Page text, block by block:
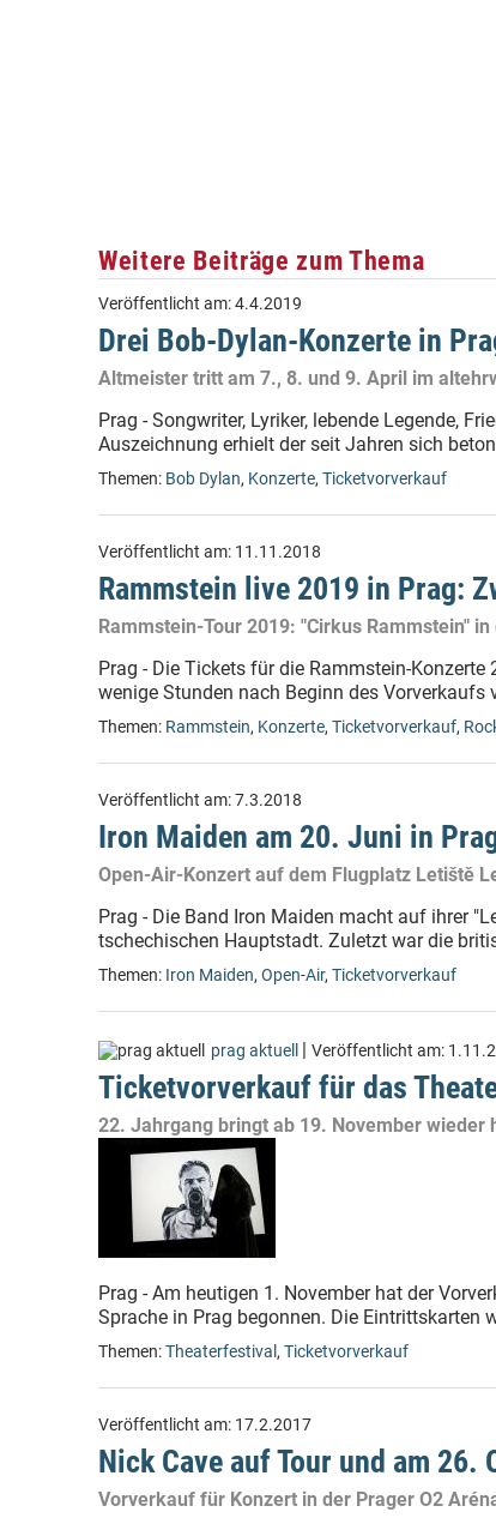
Weitere Beiträge zum Thema
Veröffentlicht am:4.4.2019
Drei Bob-Dylan-Konzerte in
Altmeister tritt am 7., 8. und 9. April im
Prag - Songwriter, Lyriker, lebende Legende,
Auszeichnung erhielt der seit Jahren sich
Themen: Bob Dylan, Konzerte, Ticketvorverkauf
Veröffentlicht am: 11.11.2018
Rammstein live 2019 in Prag:
Rammstein-Tour 2019: "Cirkus Rammstein"
Prag - Die Tickets für die Rammstein-
wenige Stunden nach Beginn des Vorverkaufs
Themen: Rammstein, Konzerte, Ticketvorverkauf,
Veröffentlicht am:7.3.2018
Iron Maiden am 20. Juni in
Open-Air-Konzert auf dem Flugplatz Letiště
Prag - Die Band Iron Maiden macht auf ihrer
tschechischen Hauptstadt. Zuletzt war die
Themen: Iron Maiden, Open-Air, Ticketvorverkauf
prag aktuell | Veröffentlicht am:
Ticketvorverkauf für das
22. Jahrgang bringt ab 19. November wieder
Prag - Am heutigen 1. November hat der
Sprache in Prag begonnen. Die Eintrittskarten
Themen:Theaterfestival , Ticketvorverkauf
Veröffentlicht am: 17.2.2017
Nick Cave auf Tour und am 26.
Vorverkauf für Konzert in der Prager O2